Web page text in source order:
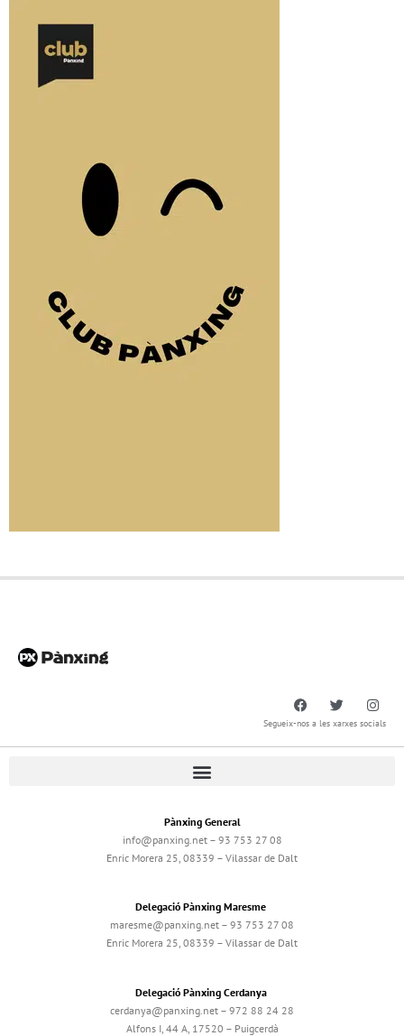
Segueix-nos a les xarxes socials
Pànxing General
info@panxing.net – 93 753 27 08
Enric Morera 25, 08339 – Vilassar de Dalt
Delegació Pànxing Maresme
maresme@panxing.net – 93 753 27 08
Enric Morera 25, 08339 – Vilassar de Dalt
Delegació Pànxing Cerdanya
cerdanya@panxing.net – 972 88 24 28
Alfons I, 44 A, 17520 – Puigcerdà